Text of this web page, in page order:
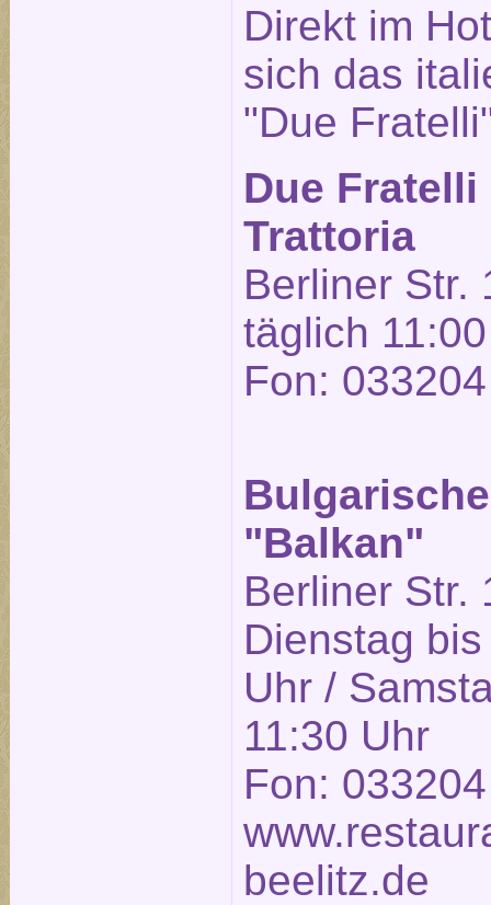
Direkt im
sich das
"Due
Due
Trattoria
Berliner Str.
täglich
Fon:
"Balkan"
Berliner Str.
Dienstag
Uhr /
11:30 Uhr
Fon:
beelitz.de